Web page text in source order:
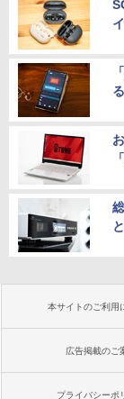
本サイトのご利用
広告掲載のご
プライバシーポ